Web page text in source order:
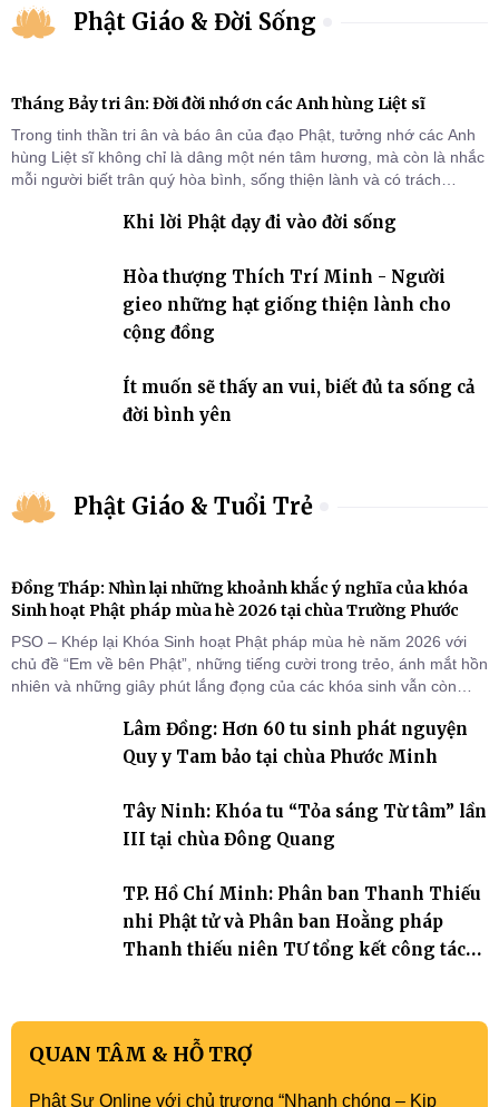
Phật Giáo & Đời Sống
Tháng Bảy tri ân: Đời đời nhớ ơn các Anh hùng Liệt sĩ
Trong tinh thần tri ân và báo ân của đạo Phật, tưởng nhớ các Anh
hùng Liệt sĩ không chỉ là dâng một nén tâm hương, mà còn là nhắc
mỗi người biết trân quý hòa bình, sống thiện lành và có trách
Khi lời Phật dạy đi vào đời sống
Hòa thượng Thích Trí Minh - Người
gieo những hạt giống thiện lành cho
cộng đồng
Ít muốn sẽ thấy an vui, biết đủ ta sống cả
đời bình yên
Phật Giáo & Tuổi Trẻ
Đồng Tháp: Nhìn lại những khoảnh khắc ý nghĩa của khóa
Sinh hoạt Phật pháp mùa hè 2026 tại chùa Trường Phước
PSO – Khép lại Khóa Sinh hoạt Phật pháp mùa hè năm 2026 với
chủ đề “Em về bên Phật”, những tiếng cười trong trẻo, ánh mắt hồn
nhiên và những giây phút lắng đọng của các khóa sinh vẫn còn
Tháp). Những tuần tu học ngắn ngủi nhưng đã trở thành hành
trang quý báu, gieo những hạt giống thiện l
Lâm Đồng: Hơn 60 tu sinh phát nguyện
Quy y Tam bảo tại chùa Phước Minh
Tây Ninh: Khóa tu “Tỏa sáng Từ tâm” lần
III tại chùa Đông Quang
TP. Hồ Chí Minh: Phân ban Thanh Thiếu
nhi Phật tử và Phân ban Hoằng pháp
Thanh thiếu niên TƯ tổng kết công tác
QUAN TÂM & HỖ TRỢ
Phật Sự Online với chủ trương “Nhanh chóng – Kịp